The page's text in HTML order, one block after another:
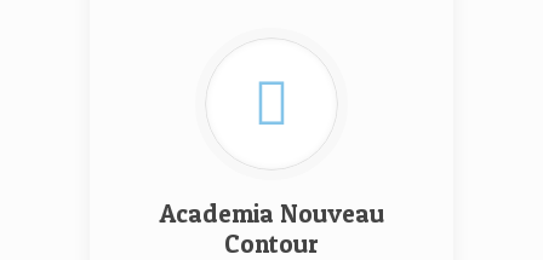
Academia Nouveau
Contour